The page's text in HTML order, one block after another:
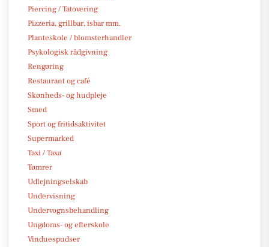
Piercing / Tatovering
Pizzeria, grillbar, isbar mm.
Planteskole / blomsterhandler
Psykologisk rådgivning
Rengøring
Restaurant og café
Skønheds- og hudpleje
Smed
Sport og fritidsaktivitet
Supermarked
Taxi / Taxa
Tømrer
Udlejningselskab
Undervisning
Undervognsbehandling
Ungdoms- og efterskole
Vinduespudser